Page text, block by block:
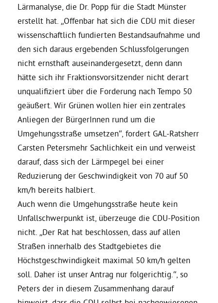
Ratsanträge
Fraktionsgeschäftsstelle
Bezirksvertretungen
Aktiv werden
Arbeitsgruppen
Mitglied werden
Kommunalpolitik
Lärmanalyse, die Dr. Popp für die Stadt Münster
erstellt hat. „Offenbar hat sich die CDU mit dieser
wissenschaftlich fundierten Bestandsaufnahme und
den sich daraus ergebenden Schlussfolgerungen
nicht ernsthaft auseinandergesetzt, denn dann
hätte sich ihr Fraktionsvorsitzender nicht derart
unqualifiziert über die Forderung nach Tempo 50
geäußert. Wir Grünen wollen hier ein zentrales
Anliegen der BürgerInnen rund um die
Umgehungsstraße umsetzen“, fordert GAL-Ratsherr
Carsten Petersmehr Sachlichkeit ein und verweist
darauf, dass sich der Lärmpegel bei einer
Reduzierung der Geschwindigkeit von 70 auf 50
km/h bereits halbiert.
Auch wenn die Umgehungsstraße heute kein
Unfallschwerpunkt ist, überzeuge die CDU-Position
nicht. „Der Rat hat beschlossen, dass auf allen
Straßen innerhalb des Stadtgebietes die
Höchstgeschwindigkeit maximal 50 km/h gelten
soll. Daher ist unser Antrag nur folgerichtig.“, so
Peters der in diesem Zusammenhang darauf